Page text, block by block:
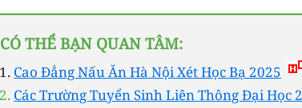
CÓ THỂ BẠN QUAN TÂM:
Cao Đẳng Nấu Ăn Hà Nội Xét Học Bạ 2025
Các Trường Tuyển Sinh Liên Thông Đại Học